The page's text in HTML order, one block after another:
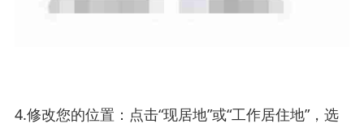
4.修改您的位置：点击“现居地”或“工作居住地”，选